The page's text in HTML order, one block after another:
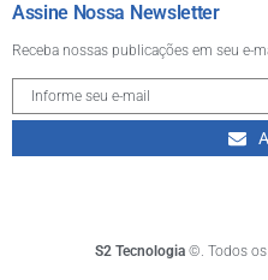
Assine Nossa Newsletter
Receba nossas publicações em seu e-
S2 Tecnologia ©. Todos os